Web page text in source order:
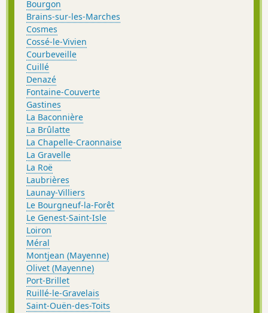
Bourgon
Brains-sur-les-Marches
Cosmes
Cossé-le-Vivien
Courbeveille
Cuillé
Denazé
Fontaine-Couverte
Gastines
La Baconnière
La Brûlatte
La Chapelle-Craonnaise
La Gravelle
La Roë
Laubrières
Launay-Villiers
Le Bourgneuf-la-Forêt
Le Genest-Saint-Isle
Loiron
Méral
Montjean (Mayenne)
Olivet (Mayenne)
Port-Brillet
Ruillé-le-Gravelais
Saint-Ouën-des-Toits